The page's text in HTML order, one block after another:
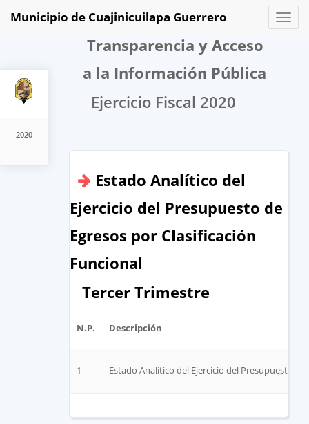
2020
Toggle
Municipio de Cuajinicuilapa Guerrero
Transparencia y Acceso
a la Información Pública
Ejercicio Fiscal 2020
Estado Analítico del
Ejercicio del Presupuesto de
Egresos por Clasificación
Funcional
Tercer Trimestre
N.P. Descripción
1 Estado Analítico del Ejercicio del Presupuesto